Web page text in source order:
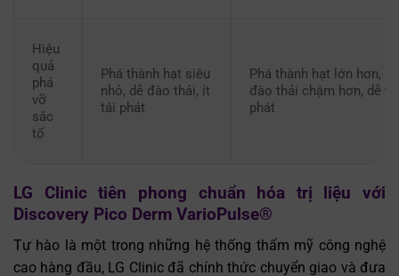
Hiệu
quả
phá
vỡ
sắc
tố
Phá thành hạt siêu
nhỏ, dễ đào thải, ít
tái phát
Phá thành hạt lớn hơn,
đào thải chậm hơn, dễ tái
phát
LG Clinic tiên phong chuẩn hóa trị liệu với
Discovery Pico Derm VarioPulse®
Tự hào là một trong những hệ thống thẩm mỹ công nghệ
cao hàng đầu, LG Clinic đã chính thức chuyển giao và đưa